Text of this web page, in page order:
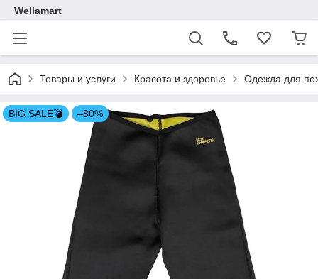
Wellamart
Товары и услуги Красота и здоровье Одежда для
BIG SALE💣 –80%